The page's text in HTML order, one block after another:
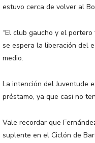
estuvo cerca de volver al
“El club gaucho y el
se espera la liberación del
medio.
La intención del Juventude
préstamo, ya que casi no
Vale recordar que
suplente en el Ciclón de